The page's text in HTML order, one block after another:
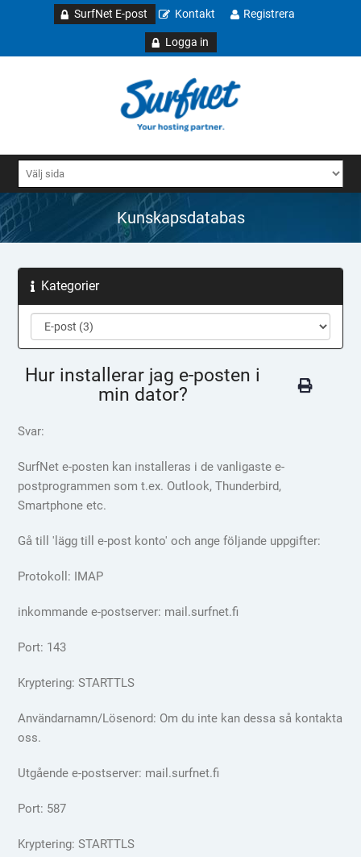
SurfNet E-post Kontakt Registrera
Logga in
Kunskapsdatabas
Kategorier
Hur installerar jag e-posten i
min dator?
Svar:
SurfNet e-posten kan installeras i de vanligaste e-
postprogrammen som t.ex. Outlook, Thunderbird,
Smartphone etc.
Gå till 'lägg till e-post konto' och ange följande uppgifter:
Protokoll: IMAP
inkommande e-postserver: mail.surfnet.fi
Port: 143
Kryptering: STARTTLS
Användarnamn/Lösenord: Om du inte kan dessa så kontakta
oss.
Utgående e-postserver: mail.surfnet.fi
Port: 587
Kryptering: STARTTLS